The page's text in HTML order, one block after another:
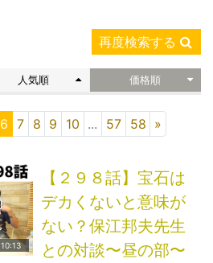
再度検索する
人気順 価格順
6 7 8 9 10 ... 57 58 »
10:13
【２９８話】宝石は
デカくないと意味が
ない？保江邦夫先生
との対談〜昼の部〜